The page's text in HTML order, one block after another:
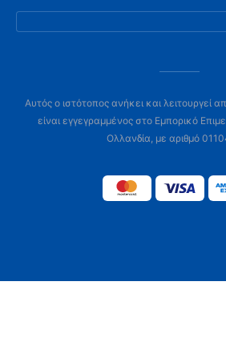
Αυτός ο ιστότοπος ανήκει και λειτουργεί
είναι εγγεγραμμένος στο Εμπορικό
Ολλανδία, με αριθμό